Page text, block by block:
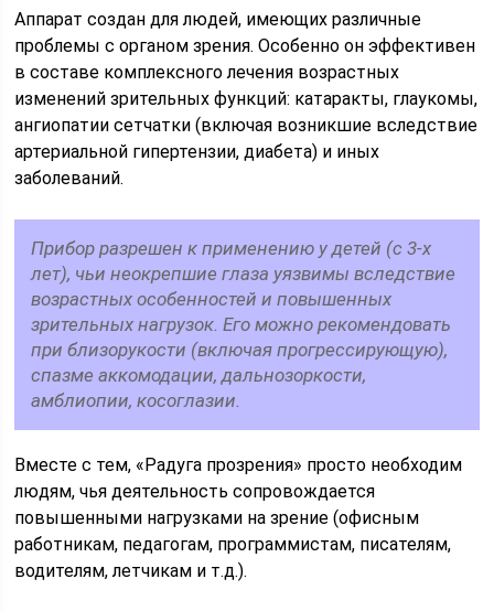
Аппарат создан для людей, имеющих различные
проблемы с органом зрения. Особенно он эффективен
в составе комплексного лечения возрастных
изменений зрительных функций: катаракты, глаукомы,
ангиопатии сетчатки (включая возникшие вследствие
артериальной гипертензии, диабета) и иных
заболеваний.
Прибор разрешен к применению у детей (с 3-х
лет), чьи неокрепшие глаза уязвимы вследствие
возрастных особенностей и повышенных
зрительных нагрузок. Его можно рекомендовать
при близорукости (включая прогрессирующую),
спазме аккомодации, дальнозоркости,
амблиопии, косоглазии.
Вместе с тем, «Радуга прозрения» просто необходим
людям, чья деятельность сопровождается
повышенными нагрузками на зрение (офисным
работникам, педагогам, программистам, писателям,
водителям, летчикам и т.д.).